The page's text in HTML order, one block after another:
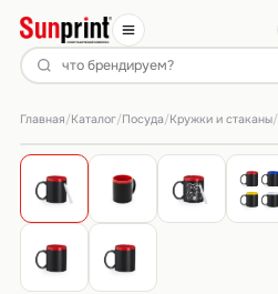
Главная/Каталог/Посуда/Кружки и стаканы/